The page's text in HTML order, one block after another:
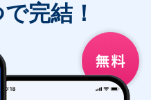
完結！